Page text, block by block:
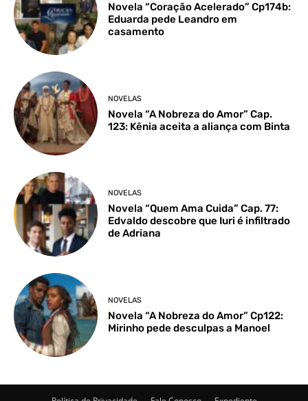
Novela “Coração Acelerado” Cp174b:
Eduarda pede Leandro em
casamento
NOVELAS
Novela “A Nobreza do Amor” Cap.
123: Kênia aceita a aliança com Binta
NOVELAS
Novela “Quem Ama Cuida” Cap. 77:
Edvaldo descobre que Iuri é infiltrado
de Adriana
NOVELAS
Novela “A Nobreza do Amor” Cp122:
Mirinho pede desculpas a Manoel